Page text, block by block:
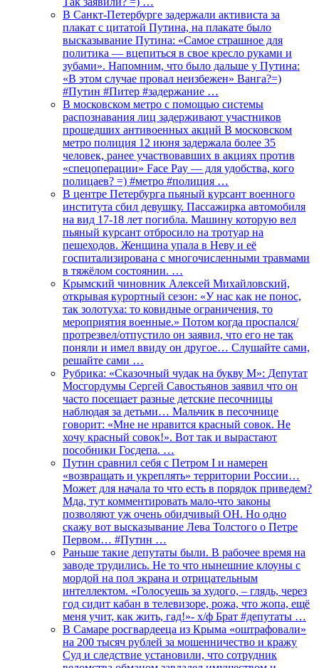
В Санкт-Петербурге задержали активиста за
плакат с цитатой Путина, на плакате было
высказывание Путина: «Самое страшное для
политика — вцепиться в свое кресло руками и
зубами». Напомним, что было дальше у Путина:
«В этом случае провал неизбежен» Ванга?=)
#Путин #Питер #задержание …
В московском метро с помощью системы
распознавания лиц задерживают участников
прошедших антивоенных акций В московском
метро полиция 12 июня задержала более 35
человек, ранее участвовавших в акциях против
«спецоперации» Face Pay — для удобства, кого
полицаев? =) #метро #полиция …
В центре Петербурга пьяный курсант военного
института сбил девушку. Пассажирка автомобиля
на вид 17-18 лет погибла. Машину которую вел
пьяный курсант отбросило на тротуар на
пешеходов. Женщина упала в Неву и её
госпитализирована с многочисленными травмами
в тяжёлом состоянии. …
Крымский чиновник Алексей Михайловский,
открывая курортный сезон: «У нас как не понос,
так золотуха: то ковидные ограничения, то
мероприятия военные.» Потом когда проспался/
протрезвел/отпустило он заявил, что его не так
поняли и имел ввиду он другое… Слушайте сами,
решайте сами …
Рубрика: «Сказочный чудак на букву М»: Депутат
Мосгордумы Сергей Савостьянов заявил что он
часто посещает разные детские песочницы
наблюдая за детьми… Мальчик в песочнице
говорит: «Мне не нравится красный совок. Не
хочу красный совок!». Вот так и вырастают
пособники Госдепа. …
Путин сравнил себя с Петром I и намерен
«возвращать и укреплять» территории России…
Может для начала то что есть в порядок приведем?
Мда, тут комментировать мало-что законы
позволяют уж очень обидчивый ОН. Но одно
скажу вот высказывание Лева Толстого о Петре
Первом… #Путин …
Раньше такие депутаты были. В рабочее время на
заводе трудились. Не то что нынешние клоуны с
мордой на пол экрана и отрицательным
интеллектом. «Голосуешь за худого, – глядь, через
год сидит кабан в телевизоре, рожа, что жопа, ещё
меня учит, как жить, гад!»- х/ф Брат #депутаты …
В Самаре росгвардееца из Крыма «оштрафовали»
на 200 тысяч рублей за мошенничество и кражу
Суд и следствие установили, что сотрудник